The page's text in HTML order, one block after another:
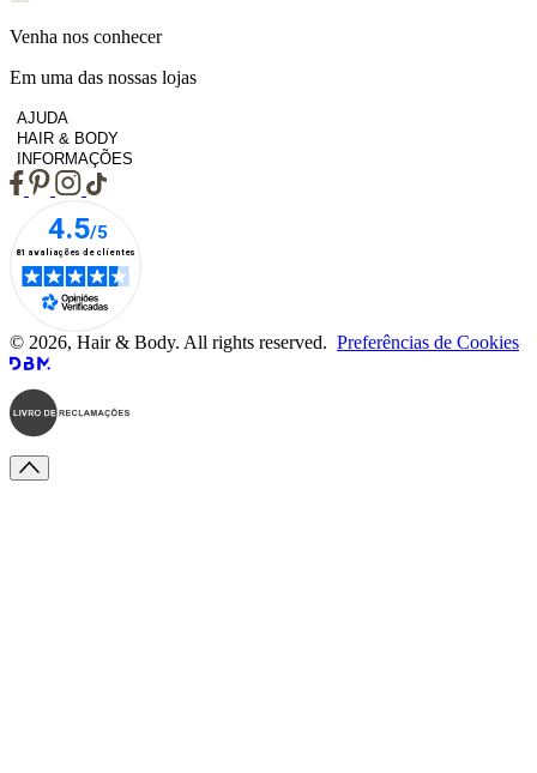
Venha nos conhecer
Em uma das nossas lojas
AJUDA
HAIR & BODY
INFORMAÇÕES
© 2026, Hair & Body. All rights reserved. Preferências de Cookies